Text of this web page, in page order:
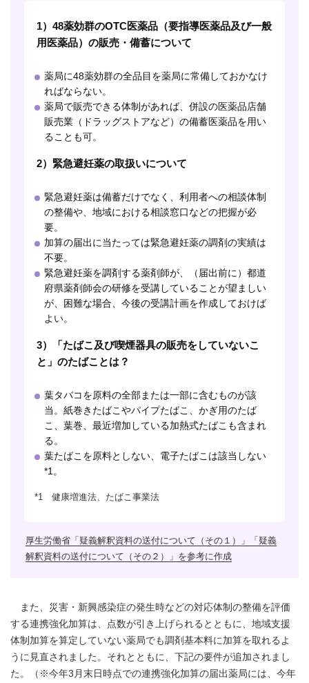
1）48薬効群のOTC医薬品（要指導医薬品及び一般
用医薬品）の販売・備蓄について
薬局に48薬効群の全品目を薬局に常備しておかなけ
ればならない。
薬局で販売できる体制があれば、併設の医薬品店舗
販売業（ドラッグストアなど）の備蓄医薬品を用い
ることも可。
2）緊急避妊薬の取扱いについて
緊急避妊薬は備蓄だけでなく、利用者への相談体制
の整備や、地域における相談窓口などの把握が必
要。
加算の届出に当たっては緊急避妊薬の調剤の実績は
不要。
緊急避妊薬を調剤する薬剤師が、（届出前に）都道
府県薬剤師会の研修を受講していることが望ましい
が、困難な場合、今後の受講計画を作成しておけば
よい。
3）「たばこ及び喫煙器具の販売をしていないこ
と」のたばことは？
葉タバコを原料の全部または一部に含むものが該
当。紙巻きたばこやパイプたばこ、かぎ用のたば
こ、葉巻、最近増加している加熱式たばこも含まれ
る。
葉たばこを原料としない、電子たばこは該当しない
*1。
*1 健康増進法、たばこ事業法
厚生労働省「疑義解釈資料の送付について（その１）」「疑義
解釈資料の送付について（その２）」を参考に作成
また、災害・新興感染症の発生時などの対応体制の整備を評価
する連携強化加算は、点数が引き上げられるとともに、地域支援
体制加算を算定していない薬局でも調剤基本料に加算を取れるよ
うに見直されました。それとともに、下記の要件が追加されまし
た。（※今年3月末日時点での連携強化加算の届出薬局には、今年